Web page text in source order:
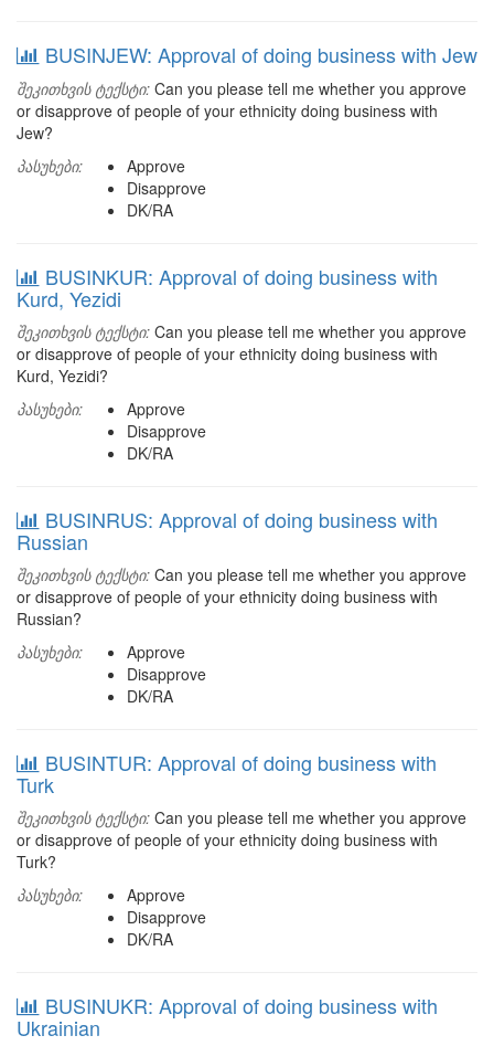
BUSINJEW: Approval of doing business with Jew
შეკითხვის ტექსტი: Can you please tell me whether you approve
or disapprove of people of your ethnicity doing business with
Jew?
პასუხები:
Approve
Disapprove
DK/RA
BUSINKUR: Approval of doing business with
Kurd, Yezidi
შეკითხვის ტექსტი: Can you please tell me whether you approve
or disapprove of people of your ethnicity doing business with
Kurd, Yezidi?
პასუხები:
Approve
Disapprove
DK/RA
BUSINRUS: Approval of doing business with
Russian
შეკითხვის ტექსტი: Can you please tell me whether you approve
or disapprove of people of your ethnicity doing business with
Russian?
პასუხები:
Approve
Disapprove
DK/RA
BUSINTUR: Approval of doing business with
Turk
შეკითხვის ტექსტი: Can you please tell me whether you approve
or disapprove of people of your ethnicity doing business with
Turk?
პასუხები:
Approve
Disapprove
DK/RA
BUSINUKR: Approval of doing business with
Ukrainian